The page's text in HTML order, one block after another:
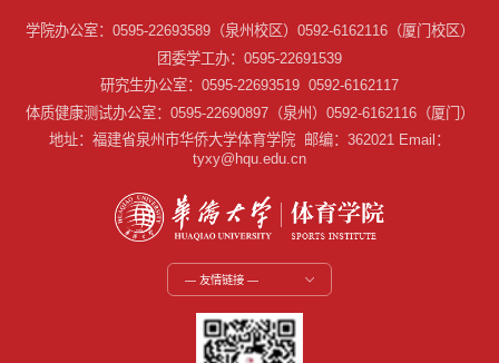
学院办公室：0595-22693589（泉州校区）0592-6162116（厦门校区）
团委学工办：0595-22691539
研究生办公室：0595-22693519 0592-6162117
体质健康测试办公室：0595-22690897（泉州）0592-6162116（厦门）
地址：福建省泉州市华侨大学体育学院 邮编：362021 Email：
tyxy@hqu.edu.cn
— 友情链接 —